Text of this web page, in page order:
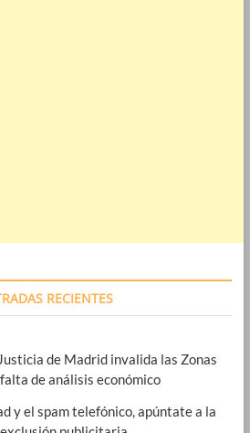
RECIENTES
de Madrid invalida las Zonas
de análisis económico
y el spam telefónico, apúntate a la